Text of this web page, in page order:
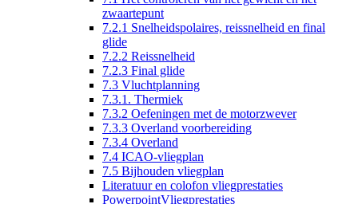
zwaartepunt
7.2.1 Snelheidspolaires, reissnelheid en final
glide
7.2.2 Reissnelheid
7.2.3 Final glide
7.3 Vluchtplanning
7.3.1. Thermiek
7.3.2 Oefeningen met de motorzwever
7.3.3 Overland voorbereiding
7.3.4 Overland
7.4 ICAO-vliegplan
7.5 Bijhouden vliegplan
Literatuur en colofon vliegprestaties
PowerpointVliegprestaties